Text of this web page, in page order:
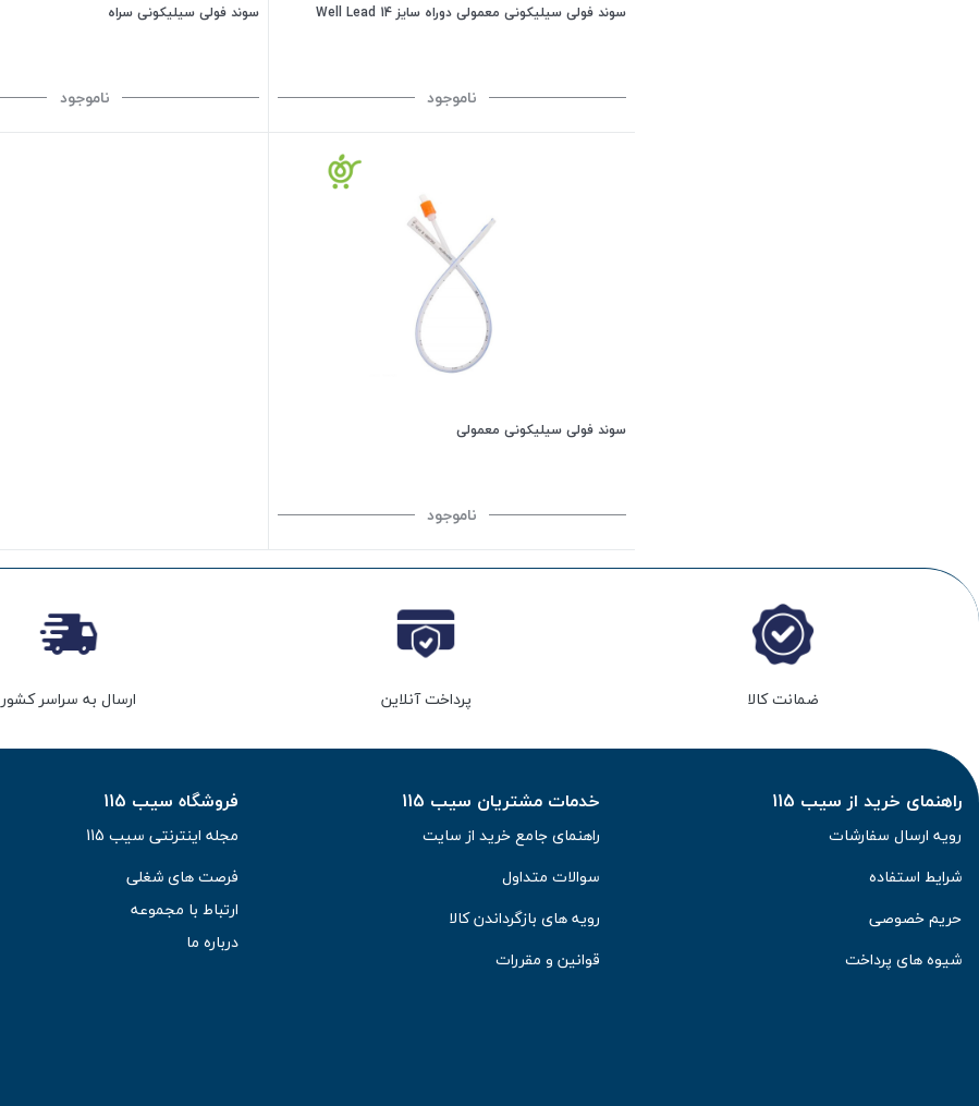
سوند فولی سیلیکونی معمولی دوراه سایز 14 Well Lead
ناموجود
سوند فولی سیلیکونی سراه
ناموجود
سوند فولی سیلیکونی معمولی
ناموجود
ضمانت کالا پرداخت آنلاین ارسال به سراسر کشور
راهنمای خرید از سیب 115
رویه ارسال سفارشات
شرایط استفاده
حریم خصوصی
شیوه های پرداخت
خدمات مشتریان سیب 115
راهنمای جامع خرید از سایت
سوالات متداول
رویه های بازگرداندن کالا
قوانین و مقررات
فروشگاه سیب 115
مجله اینترنتی سیب 115
فرصت های شغلی
ارتباط با مجموعه
درباره ما